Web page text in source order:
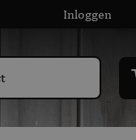
Inloggen